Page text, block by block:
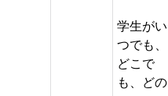
学生がい
つでも、
どこで
も、どの